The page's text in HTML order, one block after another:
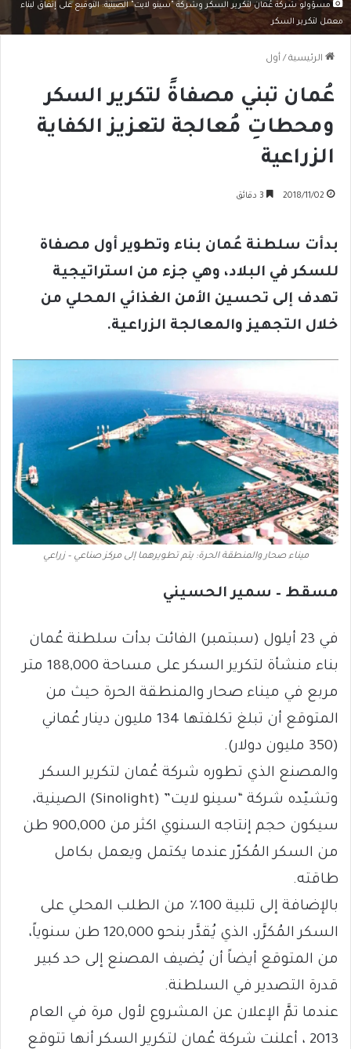
مسؤولو شركة عُمان لتكرير السكر وشركة "سينو لايت" الصينية: التوقيع على إتفاق لبناء
معمل لتكرير السكر
الرئيسية / أول
عُمان تبني مصفاةً لتكرير السكر
ومحطاتِ مُعالجة لتعزيز الكفاية
الزراعية
2018/11/02
بدأت سلطنة عُمان بناء وتطوير أول مصفاة
للسكر في البلاد، وهي جزء من استراتيجية
تهدف إلى تحسين الأمن الغذائي المحلي من
خلال التجهيز والمعالجة الزراعية.
ميناء صحار والمنطقة الحرة: يتم تطويرهما إلى مركز صناعي – زراعي
مسقط – سمير الحسيني
في 23 أيلول (سبتمبر) الفائت بدأت سلطنة عُمان
بناء منشأة لتكرير السكر على مساحة 188,000 متر
مربع في ميناء صحار والمنطقة الحرة حيث من
المتوقع أن تبلغ تكلفتها 134 مليون دينار عُماني
(350 مليون دولار).
والمصنع الذي تطوره شركة عُمان لتكرير السكر
وتشيّده شركة “سينو لايت” (Sinolight) الصينية،
سيكون حجم إنتاجه السنوي اكثر من 900,000 طن
من السكر المُكرّر عندما يكتمل ويعمل بكامل
طاقته.
بالإضافة إلى تلبية 100٪ من الطلب المحلي على
السكر المُكرَّر، الذي يُقدَّر بنحو 120,000 طن سنوياً،
من المتوقع أيضاً أن يُضيف المصنع إلى حد كبير
قدرة التصدير في السلطنة.
عندما تمَّ الإعلان عن المشروع لأول مرة في العام
2013 ، أعلنت شركة عُمان لتكرير السكر أنها تتوقع